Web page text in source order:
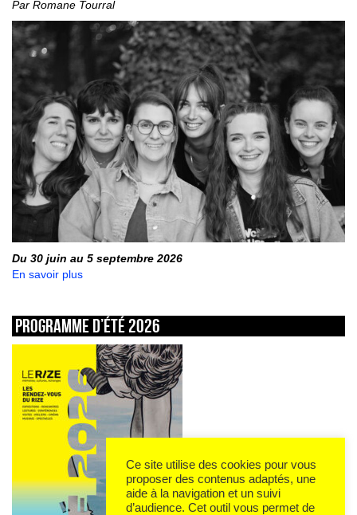
Par Romane Tourral
Du 30 juin au 5 septembre 2026
En savoir plus
Programme d’été 2026
Ce site utilise des cookies pour vous
proposer des contenus adaptés, une
aide à la navigation et un suivi
d’audience. Cet outil vous permet de